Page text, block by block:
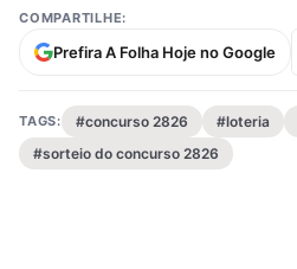
COMPARTILHE:
Prefira A Folha Hoje no Google
TAGS: #concurso 2826 #loteria
#sorteio do concurso 2826